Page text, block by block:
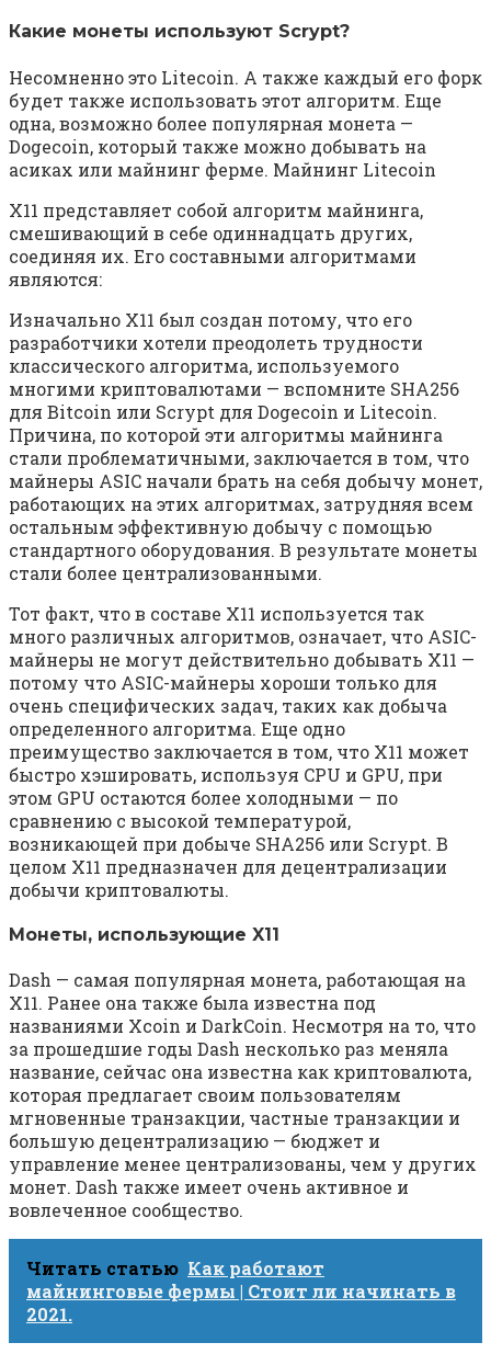
Какие монеты используют Scrypt?
Несомненно это Litecoin. А также каждый его форк
будет также использовать этот алгоритм. Еще
одна, возможно более популярная монета —
Dogecoin, который также можно добывать на
асиках или майнинг ферме. Майнинг Litecoin
X11 представляет собой алгоритм майнинга,
смешивающий в себе одиннадцать других,
соединяя их. Его составными алгоритмами
являются:
Изначально X11 был создан потому, что его
разработчики хотели преодолеть трудности
классического алгоритма, используемого
многими криптовалютами — вспомните SHA256
для Bitcoin или Scrypt для Dogecoin и Litecoin.
Причина, по которой эти алгоритмы майнинга
стали проблематичными, заключается в том, что
майнеры ASIC начали брать на себя добычу монет,
работающих на этих алгоритмах, затрудняя всем
остальным эффективную добычу с помощью
стандартного оборудования. В результате монеты
стали более централизованными.
Тот факт, что в составе X11 используется так
много различных алгоритмов, означает, что ASIC-
майнеры не могут действительно добывать X11 —
потому что ASIC-майнеры хороши только для
очень специфических задач, таких как добыча
определенного алгоритма. Еще одно
преимущество заключается в том, что X11 может
быстро хэшировать, используя CPU и GPU, при
этом GPU остаются более холодными — по
сравнению с высокой температурой,
возникающей при добыче SHA256 или Scrypt. В
целом X11 предназначен для децентрализации
добычи криптовалюты.
Монеты, использующие X11
Dash — самая популярная монета, работающая на
X11. Ранее она также была известна под
названиями Xcoin и DarkCoin. Несмотря на то, что
за прошедшие годы Dash несколько раз меняла
название, сейчас она известна как криптовалюта,
которая предлагает своим пользователям
мгновенные транзакции, частные транзакции и
большую децентрализацию — бюджет и
управление менее централизованы, чем у других
монет. Dash также имеет очень активное и
вовлеченное сообщество.
Читать статью Как работают
майнинговые фермы | Стоит ли начинать в
2021.